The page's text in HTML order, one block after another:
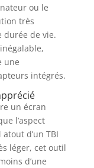
ou le
très
durée de vie.
une
intégrés.
un écran
l’aspect
d’un TBI
léger, cet outil
d’une